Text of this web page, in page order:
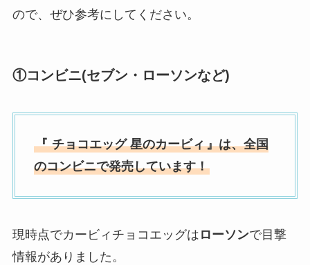
ので、ぜひ参考にしてください。
①コンビニ(セブン・ローソンなど)
『 チョコエッグ 星のカービィ』は、全国
のコンビニで発売しています！
現時点でカービィチョコエッグは ローソンで目撃
情報がありました。